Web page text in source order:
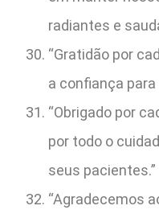
radiantes e
“Gratidão por
a confiança
“Obrigado por
por todo o
seus pacientes.”
“Agradecemos